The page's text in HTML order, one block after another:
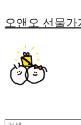
오앤오 선물가